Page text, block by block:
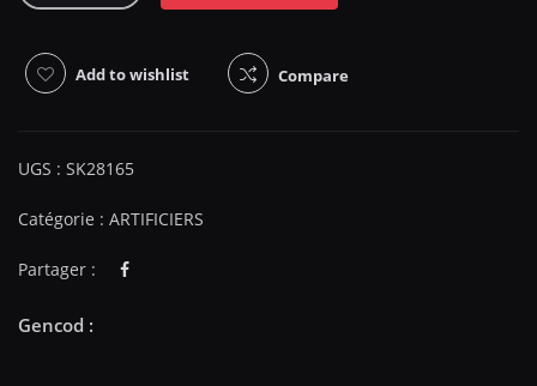
Add to wishlist Compare
UGS : SK28165
Catégorie : ARTIFICIERS
Partager :